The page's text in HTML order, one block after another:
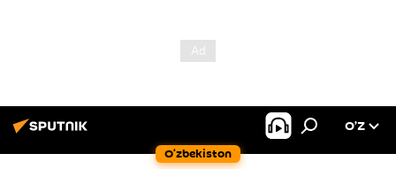
O‘zbekiston
O’Z